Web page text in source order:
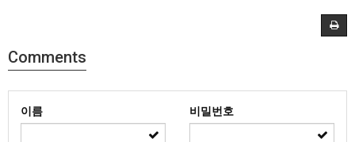
Comments
이름 비밀번호